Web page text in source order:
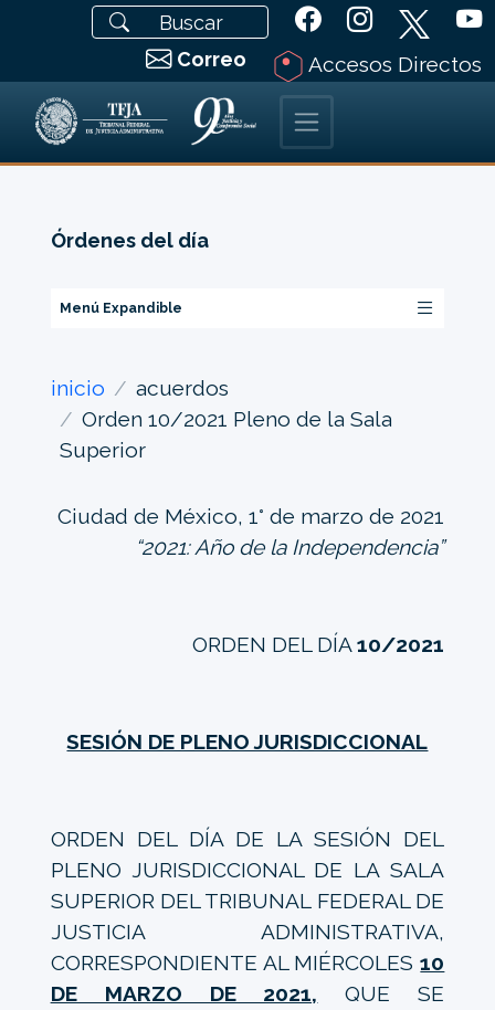
Correo Accesos Directos
Órdenes del día
Menú Expandible
inicio
acuerdos
Orden 10/2021 Pleno de la Sala
Superior
Ciudad de México, 1° de marzo de 2021
“2021: Año de la Independencia”
ORDEN DEL DÍA10/2021
SESIÓN DE PLENO JURISDICCIONAL
ORDEN DEL DÍA DE LA SESIÓN DEL
PLENO JURISDICCIONAL DE LA SALA
SUPERIOR DEL TRIBUNAL FEDERAL DE
JUSTICIA ADMINISTRATIVA,
CORRESPONDIENTE AL MIÉRCOLES10
DE MARZO DE 2021, QUE SE